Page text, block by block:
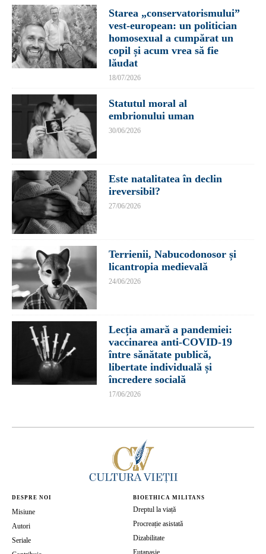
Starea „conservatorismului”
vest-european: un politician
homosexual a cumpărat un
copil și acum vrea să fie
lăudat
18/07/2026
Statutul moral al
embrionului uman
30/06/2026
Este natalitatea în declin
ireversibil?
27/06/2026
Terrienii, Nabucodonosor și
licantropia medievală
24/06/2026
Lecția amară a pandemiei:
vaccinarea anti-COVID-19
între sănătate publică,
libertate individuală și
încredere socială
17/06/2026
DESPRE NOI
Misiune
Autori
Seriale
BIOETHICA MILITANS
Dreptul la viață
Procreație asistată
Dizabilitate
Eutanasie